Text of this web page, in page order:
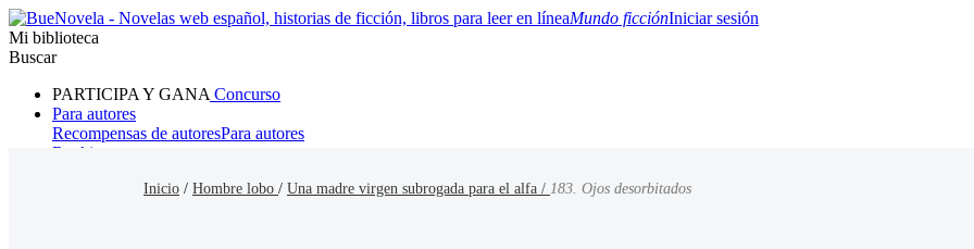
Mundo ficciónIniciar sesión
Mi biblioteca
Buscar
PARTICIPA Y GANA Concurso
Para autores
Recompensas de autoresPara autores
Ranking
Inicio / Hombre lobo / Una madre virgen subrogada para el alfa / 183. Ojos desorbitados